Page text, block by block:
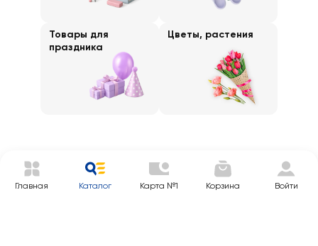
Товары для
праздника
Цветы, растения
Главная Каталог Карта №1 Корзина Войти